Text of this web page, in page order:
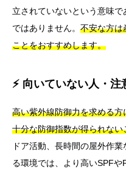
立されていないという意味
ではありません。 不安な方は
ことをおすすめします。
⚡ 向いていない人・注
高い紫外線防御力を求める
十分な防御指数が得られない
ドア活動、長時間の屋外作
る環境では、より高いSPFや